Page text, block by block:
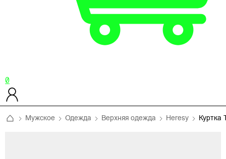
0
Мужское Одежда Верхняя одежда Heresy Куртка